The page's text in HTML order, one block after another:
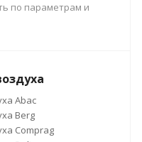
по параметрам и
Abac
Berg
Comprag